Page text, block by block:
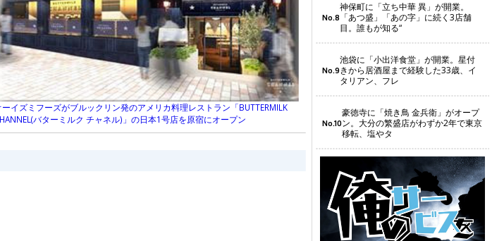
ーイズミフーズがブルックリン発のアメリカ料理レストラン「BUTTERMILK
バターミルク チャネル)」の日本1号店を原宿にオープン
No.8
神保町に「立ち中華 異」が開業。
「あつ盛」「あの字」に続く3店舗
目。誰もが知る“
No.9
池袋に「小出洋食堂」が開業。星付
きから居酒屋まで経験した33歳、イ
タリアン、フレ
No.10
豪徳寺に「焼き鳥 金兵衛」がオープ
ン。大分の繁盛店がわずか2年で東京
移転、塩やタ